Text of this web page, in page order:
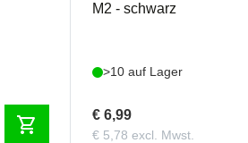
shopping_cart
M2 - schwarz
>10 auf Lager
€ 6,99
€ 5,78 excl. Mwst.